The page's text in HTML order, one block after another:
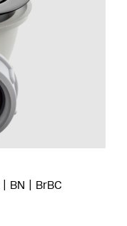
BN BrBC